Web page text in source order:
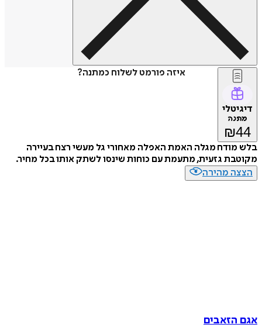
איזה פורמט לשלוח כמתנה?
דיגיטלי
מתנה
₪44
בלש מודח מגלה האמת האפלה מאחורי גל מעשי רצח בעיירה
מקוטבת גזעית, מתעמת עם כוחות שינסו לשתק אותו בכל מחיר.
הצצה מהירה
אגם הזאבים